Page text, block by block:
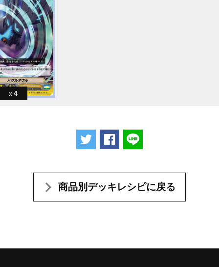
4
ツイートするFacebookでシェアする
商品別デッキレシピに戻る